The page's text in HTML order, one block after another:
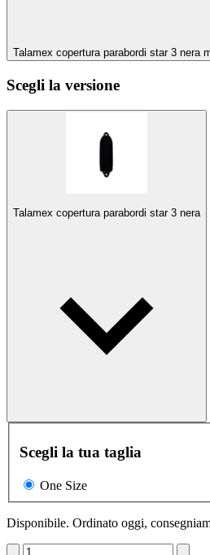
Scegli la versione
Talamex copertura parabordi star 3 nera
Scegli la tua taglia
One Size
Disponibile. Ordinato oggi,